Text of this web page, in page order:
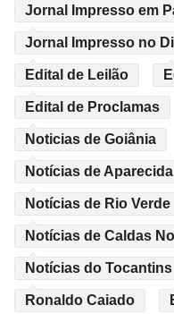
Jornal Impresso em
Jornal Impresso no
Edital de Leilão
Edital de Proclamas
Noticias de Goiânia
Notícias de
Notícias de Rio Verde
Notícias de Caldas
Notícias do Tocantins
Ronaldo Caiado